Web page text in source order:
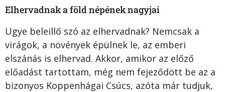
Elhervadnak a föld népének nagyjai
Ugye beleillő szó az elhervadnak? Nemcsak a
virágok, a növények épülnek le, az emberi
elszánás is elhervad. Akkor, amikor az előző
előadást tartottam, még nem fejeződött be az a
bizonyos Koppenhágai Csúcs, azóta már tudjuk,